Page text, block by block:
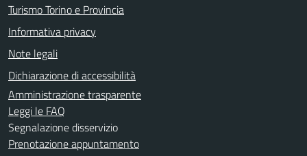
Turismo Torino e Provincia
Informativa privacy
Note legali
Dichiarazione di accessibilità
Amministrazione trasparente
Leggi le FAQ
Segnalazione disservizio
Prenotazione appuntamento